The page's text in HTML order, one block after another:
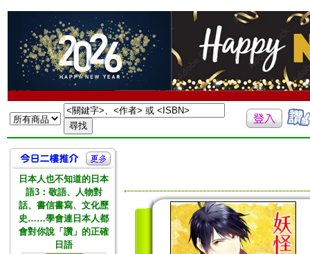
日本人也不知道的日本
語3：敬語、人物對
話、書信書寫、文化歷
史……學會連日本人都
會對你說「讚」的正確
日語